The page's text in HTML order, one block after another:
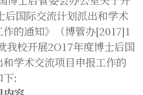
后国际交流计划派出和学术
的通知》（博管办[2017]1
我校开展2O17年度博士后国
学术交流项目申报工作的
下: